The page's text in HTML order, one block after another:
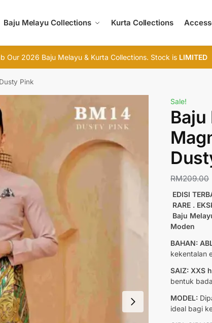
Baju Melayu Collections Kurta Collections
Our 2026 Baju Melayu & Kurta Collections. Stock is LIMITED
Pink
Sale!
Baju
RM209.00
EDISI
RARE .
Baju
Moden
BAHAN:
kekentalan
SAIZ: XXS
bentuk
MODEL:
ideal bagi